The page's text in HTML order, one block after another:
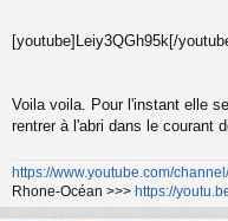
g
o
[youtube]Leiy3QGh95k[/
Voila voila. Pour l'instant elle
rentrer à l'abri dans le courant
https://www.youtube.com/
Rhone-Océan >>> https://